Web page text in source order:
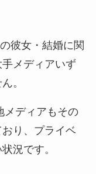
彼女・結婚に関
メディアいず
。
メディアもその
り、プライベ
況です。